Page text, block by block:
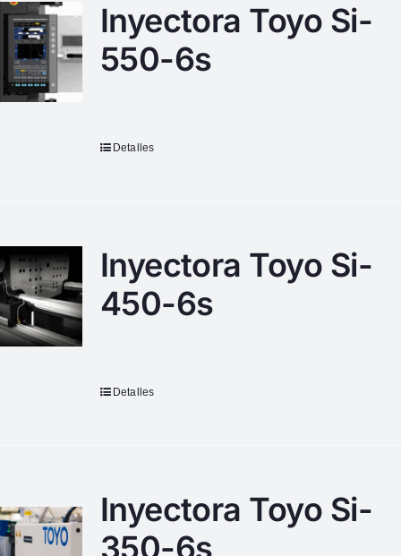
Inyectora Toyo Si-
550-6s
Detalles
Inyectora Toyo Si-
450-6s
Detalles
Inyectora Toyo Si-
350-6s